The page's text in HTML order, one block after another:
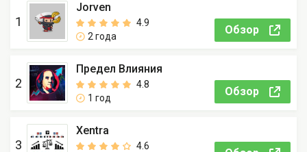
1
Jorven
4.9
2 года
Обзор
2
Предел Влияния
4.8
1 год
Обзор
3
Xentra
4.6